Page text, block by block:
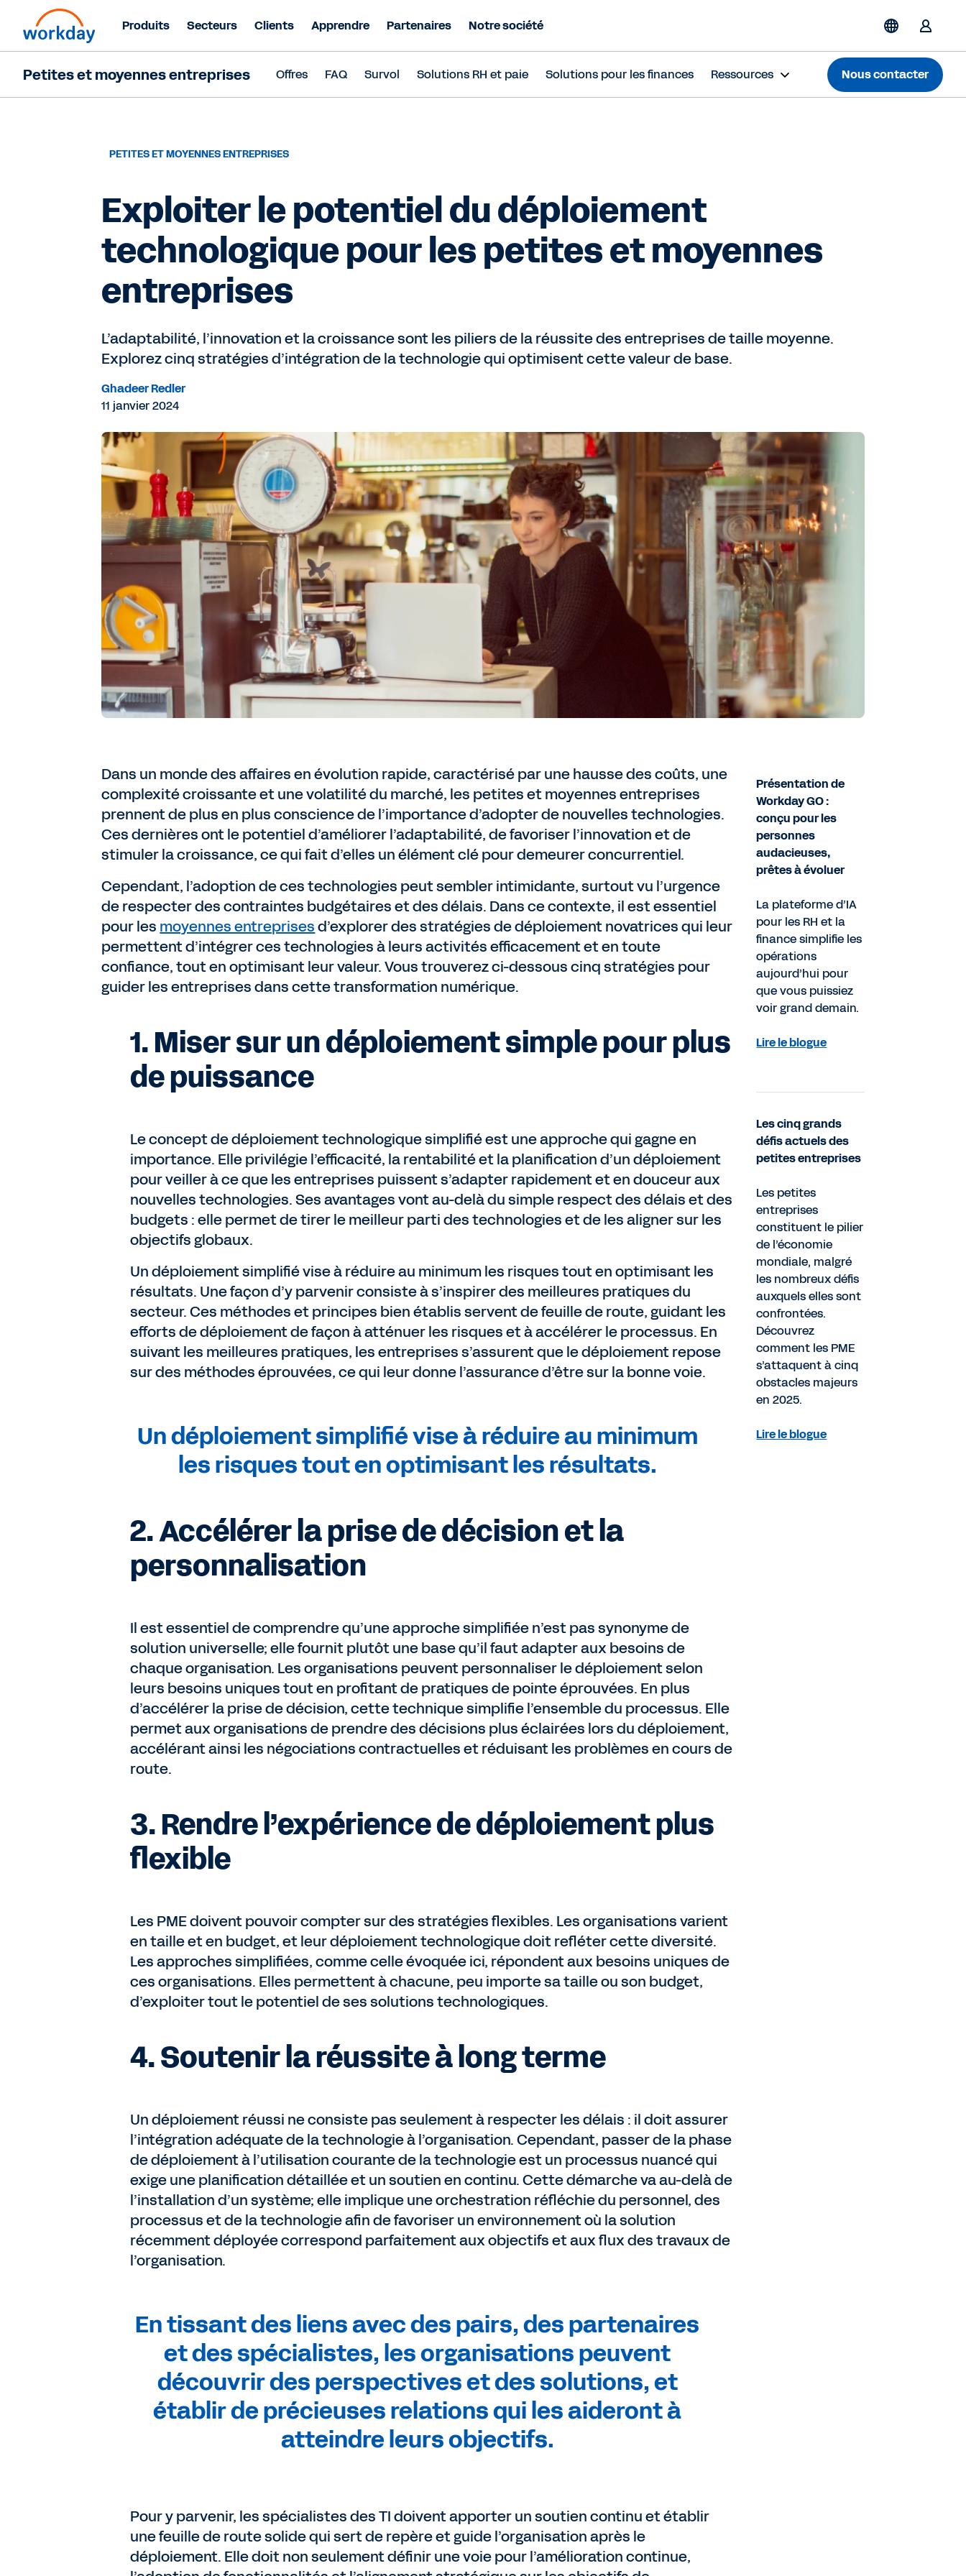
Produits Secteurs Clients Apprendre Partenaires Notre société
Petites et moyennes entreprises Offres FAQ Survol Solutions RH et paie Solutions pour les finances Ressources Nous contacter
PETITES ET MOYENNES ENTREPRISES
Exploiter le potentiel du déploiement
technologique pour les petites et moyennes
entreprises
L’adaptabilité, l’innovation et la croissance sont les piliers de la réussite des entreprises de taille moyenne.
Explorez cinq stratégies d’intégration de la technologie qui optimisent cette valeur de base.
Ghadeer Redler
11 janvier 2024
Présentation de
Workday GO :
conçu pour les
personnes
audacieuses,
prêtes à évoluer
La plateforme d’IA
pour les RH et la
finance simplifie les
opérations
aujourd’hui pour
que vous puissiez
voir grand demain.
Lire le blogue
Les cinq grands
défis actuels des
petites entreprises
Les petites
entreprises
constituent le pilier
de l’économie
mondiale, malgré
les nombreux défis
auxquels elles sont
confrontées.
Découvrez
comment les PME
s’attaquent à cinq
obstacles majeurs
en 2025.
Lire le blogue
Dans un monde des affaires en évolution rapide, caractérisé par une hausse des coûts, une
complexité croissante et une volatilité du marché, les petites et moyennes entreprises
prennent de plus en plus conscience de l’importance d’adopter de nouvelles technologies.
Ces dernières ont le potentiel d’améliorer l’adaptabilité, de favoriser l’innovation et de
stimuler la croissance, ce qui fait d’elles un élément clé pour demeurer concurrentiel.
Cependant, l’adoption de ces technologies peut sembler intimidante, surtout vu l’urgence
de respecter des contraintes budgétaires et des délais. Dans ce contexte, il est essentiel
pour les moyennes entreprisesd’explorer des stratégies de déploiement novatrices qui leur
permettent d’intégrer ces technologies à leurs activités efficacement et en toute
confiance, tout en optimisant leur valeur. Vous trouverez ci-dessous cinq stratégies pour
guider les entreprises dans cette transformation numérique.
1. Miser sur un déploiement simple pour plus
de puissance
Le concept de déploiement technologique simplifié est une approche qui gagne en
importance. Elle privilégie l’efficacité, la rentabilité et la planification d’un déploiement
pour veiller à ce que les entreprises puissent s’adapter rapidement et en douceur aux
nouvelles technologies. Ses avantages vont au-delà du simple respect des délais et des
budgets : elle permet de tirer le meilleur parti des technologies et de les aligner sur les
objectifs globaux.
Un déploiement simplifié vise à réduire au minimum les risques tout en optimisant les
résultats. Une façon d’y parvenir consiste à s’inspirer des meilleures pratiques du
secteur. Ces méthodes et principes bien établis servent de feuille de route, guidant les
efforts de déploiement de façon à atténuer les risques et à accélérer le processus. En
suivant les meilleures pratiques, les entreprises s’assurent que le déploiement repose
sur des méthodes éprouvées, ce qui leur donne l’assurance d’être sur la bonne voie.
Un déploiement simplifié vise à réduire au minimum
les risques tout en optimisant les résultats.
2. Accélérer la prise de décision et la
personnalisation
Il est essentiel de comprendre qu’une approche simplifiée n’est pas synonyme de
solution universelle; elle fournit plutôt une base qu’il faut adapter aux besoins de
chaque organisation. Les organisations peuvent personnaliser le déploiement selon
leurs besoins uniques tout en profitant de pratiques de pointe éprouvées. En plus
d’accélérer la prise de décision, cette technique simplifie l’ensemble du processus. Elle
permet aux organisations de prendre des décisions plus éclairées lors du déploiement,
accélérant ainsi les négociations contractuelles et réduisant les problèmes en cours de
route.
3. Rendre l’expérience de déploiement plus
flexible
Les PME doivent pouvoir compter sur des stratégies flexibles. Les organisations varient
en taille et en budget, et leur déploiement technologique doit refléter cette diversité.
Les approches simplifiées, comme celle évoquée ici, répondent aux besoins uniques de
ces organisations. Elles permettent à chacune, peu importe sa taille ou son budget,
d’exploiter tout le potentiel de ses solutions technologiques.
4. Soutenir la réussite à long terme
Un déploiement réussi ne consiste pas seulement à respecter les délais : il doit assurer
l’intégration adéquate de la technologie à l’organisation. Cependant, passer de la phase
de déploiement à l’utilisation courante de la technologie est un processus nuancé qui
exige une planification détaillée et un soutien en continu. Cette démarche va au-delà de
l’installation d’un système; elle implique une orchestration réfléchie du personnel, des
processus et de la technologie afin de favoriser un environnement où la solution
récemment déployée correspond parfaitement aux objectifs et aux flux des travaux de
l’organisation.
En tissant des liens avec des pairs, des partenaires
et des spécialistes, les organisations peuvent
découvrir des perspectives et des solutions, et
établir de précieuses relations qui les aideront à
atteindre leurs objectifs.
Pour y parvenir, les spécialistes des TI doivent apporter un soutien continu et établir
une feuille de route solide qui sert de repère et guide l’organisation après le
déploiement. Elle doit non seulement définir une voie pour l’amélioration continue,